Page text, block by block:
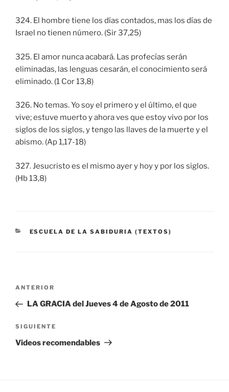
324. El hombre tiene los días contados, mas los días de
Israel no tienen número. (Sir 37,25)
325. El amor nunca acabará. Las profecías serán
eliminadas, las lenguas cesarán, el conocimiento será
eliminado. (1 Cor 13,8)
326. No temas. Yo soy el primero y el último, el que
vive; estuve muerto y ahora ves que estoy vivo por los
siglos de los siglos, y tengo las llaves de la muerte y el
abismo. (Ap 1,17-18)
327. Jesucristo es el mismo ayer y hoy y por los siglos.
(Hb 13,8)
CATEGORÍAS
ESCUELA DE LA SABIDURIA (TEXTOS)
Navegación
entradas
Entrada
anterior:
ANTERIOR
LA GRACIA del Jueves 4 de Agosto de 2011
Siguiente
entrada
SIGUIENTE
Videos recomendables